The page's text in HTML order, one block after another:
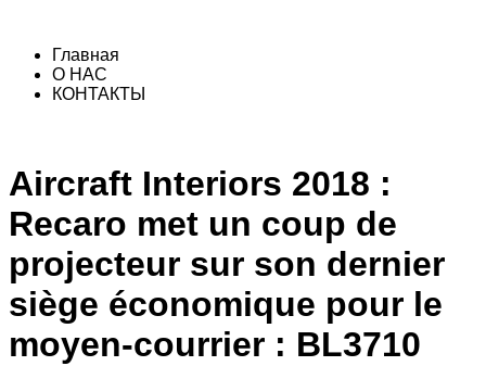
Главная
О НАС
КОНТАКТЫ
Aircraft Interiors 2018 :
Recaro met un coup de
projecteur sur son dernier
siège économique pour le
moyen-courrier : BL3710